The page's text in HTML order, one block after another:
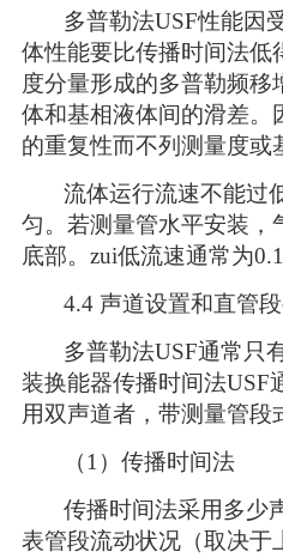
多普勒法USF性能因
体性能要比传播时间法低
度分量形成的多普勒频
体和基相液体间的滑差。
的重复性而不列测量度或
流体运行流速不能过
匀。若测量管水平安装，
底部。zui低流速通常为
4.4 声道设置和直管
多普勒法USF通常只
装换能器传播时间法USF
用双声道者，带测量管
（1）传播时间法
传播时间法采用多少
表管段流动状况（取决于